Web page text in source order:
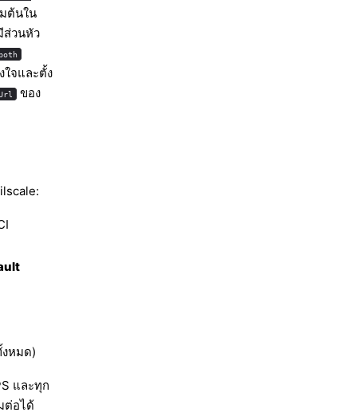
ต้นใน
วนหัว
ใจและตั้ง
ของ
หมด)
และทุก
ต่อได้